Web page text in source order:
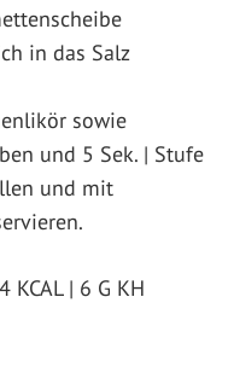
in das Salz
sowie
und 5 Sek. | Stufe
und mit
| 6 G KH